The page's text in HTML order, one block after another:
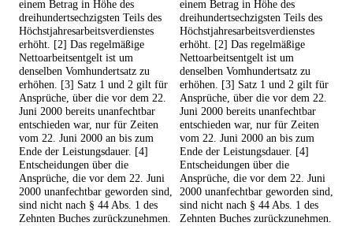
einem Betrag in Höhe des
dreihundertsechzigsten Teils des
Höchstjahresarbeitsverdienstes
erhöht. [2] Das regelmäßige
Nettoarbeitsentgelt ist um
denselben Vomhundertsatz zu
erhöhen. [3] Satz 1 und 2 gilt für
Ansprüche, über die vor dem 22.
Juni 2000 bereits unanfechtbar
entschieden war, nur für Zeiten
vom 22. Juni 2000 an bis zum
Ende der Leistungsdauer. [4]
Entscheidungen über die
Ansprüche, die vor dem 22. Juni
2000 unanfechtbar geworden sind,
sind nicht nach § 44 Abs. 1 des
Zehnten Buches zurückzunehmen.
einem Betrag in Höhe des
dreihundertsechzigsten Teils des
Höchstjahresarbeitsverdienstes
erhöht. [2] Das regelmäßige
Nettoarbeitsentgelt ist um
denselben Vomhundertsatz zu
erhöhen. [3] Satz 1 und 2 gilt für
Ansprüche, über die vor dem 22.
Juni 2000 bereits unanfechtbar
entschieden war, nur für Zeiten
vom 22. Juni 2000 an bis zum
Ende der Leistungsdauer. [4]
Entscheidungen über die
Ansprüche, die vor dem 22. Juni
2000 unanfechtbar geworden sind,
sind nicht nach § 44 Abs. 1 des
Zehnten Buches zurückzunehmen.